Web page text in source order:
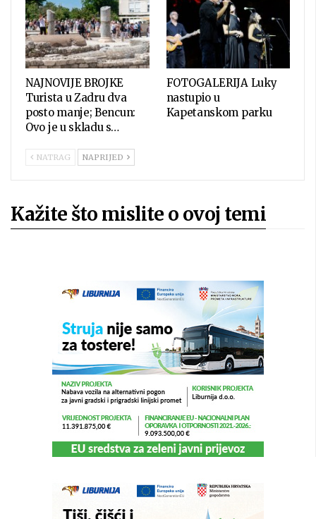
NAJNOVIJE BROJKE
Turista u Zadru dva
posto manje; Bencun:
Ovo je u skladu s…
FOTOGALERIJA Luky
nastupio u
Kapetanskom parku
NATRAG NAPRIJED
Kažite što mislite o ovoj temi